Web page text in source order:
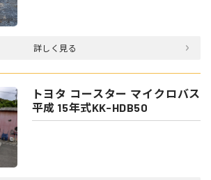
詳しく見る
トヨタ コースター マイクロバス
平成 15年式KK-HDB50